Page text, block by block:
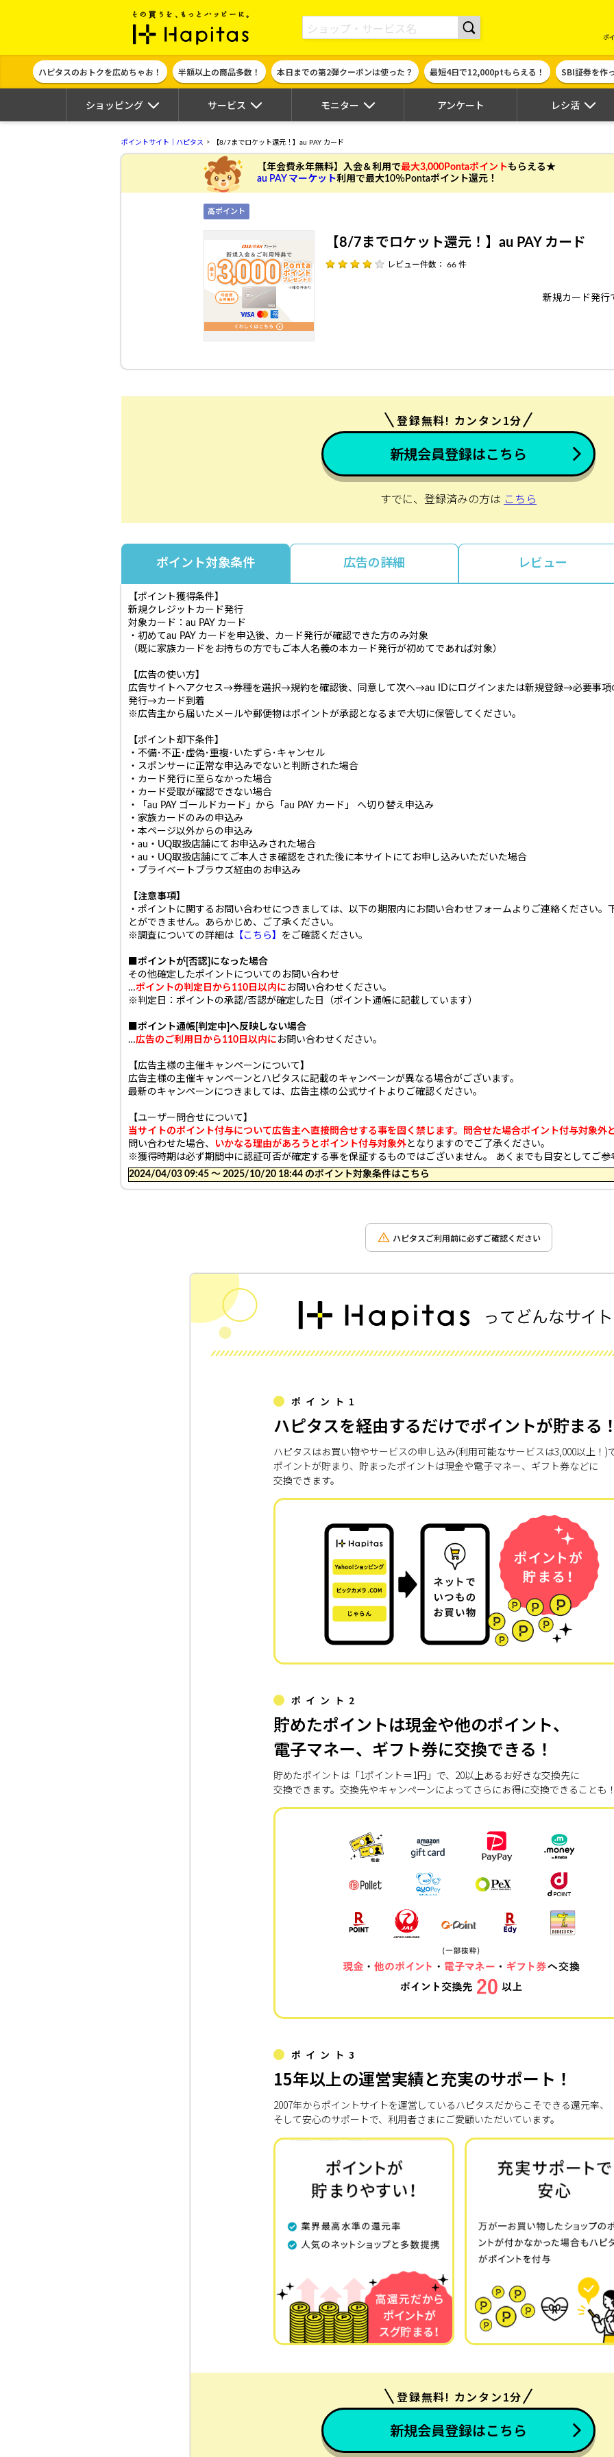
ポイント貯めて現金やギフト券に交換できるポイントサイト | ハピタス
ポ
ハピタスのおトクを広めちゃお！ 半額以上の商品多数！ 本日までの第2弾クーポンは使った？ 最短4日で12,000ptもらえる！ SBI証券を作
ショッピング サービス モニター アンケート レシ活
ポイントサイト｜ハピタス 【8/7までロケット還元！】au PAY カード
【年会費永年無料】入会＆利用で最大3,000Pontaポイントもらえる★
au PAY マーケット利用で最大10％Pontaポイント還元！
高ポイント
【8/7までロケット還元！】au PAY カード
レビュー件数： 66 件
新規カード発行
登録無料! カンタン1分
新規会員登録はこちら
すでに、登録済みの方は こちら
ポイント対象条件 広告の詳細 レビュー
【ポイント獲得条件】
新規クレジットカード発行
対象カード：au PAY カード
・初めてau PAY カードを申込後、カード発行が確認できた方のみ対象
（既に家族カードをお持ちの方でもご本人名義の本カード発行が初めてであれば対象）
【広告の使い方】
広告サイトへアクセス→券種を選択→規約を確認後、同意して次へ→au IDにログインまたは新規登録→必要事
発行→カード到着
※広告主から届いたメールや郵便物はポイントが承認となるまで大切に保管してください。
【ポイント却下条件】
・不備･不正･虚偽･重複･いたずら･キャンセル
・スポンサーに正常な申込みでないと判断された場合
・カード発行に至らなかった場合
・カード受取が確認できない場合
・「au PAY ゴールドカード」から「au PAY カード」 へ切り替え申込み
・家族カードのみの申込み
・本ページ以外からの申込み
・au・UQ取扱店舗にてお申込みされた場合
・au・UQ取扱店舗にてご本人さま確認をされた後に本サイトにてお申し込みいただいた場合
・プライベートブラウズ経由のお申込み
【注意事項】
・ポイントに関するお問い合わせにつきましては、以下の期限内にお問い合わせフォームよりご連絡ください
とができません。あらかじめ、ご了承ください。
※調査についての詳細は 【こちら】 をご確認ください。
■ポイントが[否認]になった場合
その他確定したポイントについてのお問い合わせ
…ポイントの判定日から110日以内に お問い合わせください。
※判定日：ポイントの承認/否認が確定した日（ポイント通帳に記載しています）
■ポイント通帳[判定中]へ反映しない場合
…広告のご利用日から110日以内に お問い合わせください。
【広告主様の主催キャンペーンについて】
広告主様の主催キャンペーンとハピタスに記載のキャンペーンが異なる場合がございます。
最新のキャンペーンにつきましては、広告主様の公式サイトよりご確認ください。
【ユーザー問合せについて】
当サイトのポイント付与について広告主へ直接問合せする事を固く禁じます。問合せた場合ポイント付与対象外
問い合わせた場合、
いかなる理由があろうとポイント付与対象外となりますのでご了承ください。
※獲得時期は必ず期間中に認証可否が確定する事を保証するものではございません。 あくまでも目安としてご参
2024/04/03 09:45 〜 2025/10/20 18:44 のポイント対象条件はこちら
ハピタスご利用前に必ずご確認ください
ポイント1
ハピタスを経由するだけでポイントが貯まる
ハピタスはお買い物やサービスの申し込み(利用可能なサービスは3,000以上！)
ポイントが貯まり、貯まったポイントは現金や電子マネー、ギフト券などに
交換できます。
ポイント2
貯めたポイントは現金や他のポイント、
電子マネー、ギフト券に交換できる！
貯めたポイントは「1ポイント＝1円」で、20以上あるお好きな交換先に
交換できます。交換先やキャンペーンによってさらにお得に交換できることも
ポイント3
15年以上の運営実績と充実のサポート！
2007年からポイントサイトを運営しているハピタスだからこそできる還元率、
そして安心のサポートで、利用者さまにご愛顧いただいています。
登録無料! カンタン1分
新規会員登録はこちら